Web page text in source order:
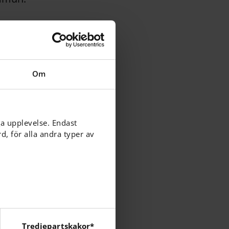
Om
upplevelse. Endast
för alla andra typer av
Tredjepartskakor*